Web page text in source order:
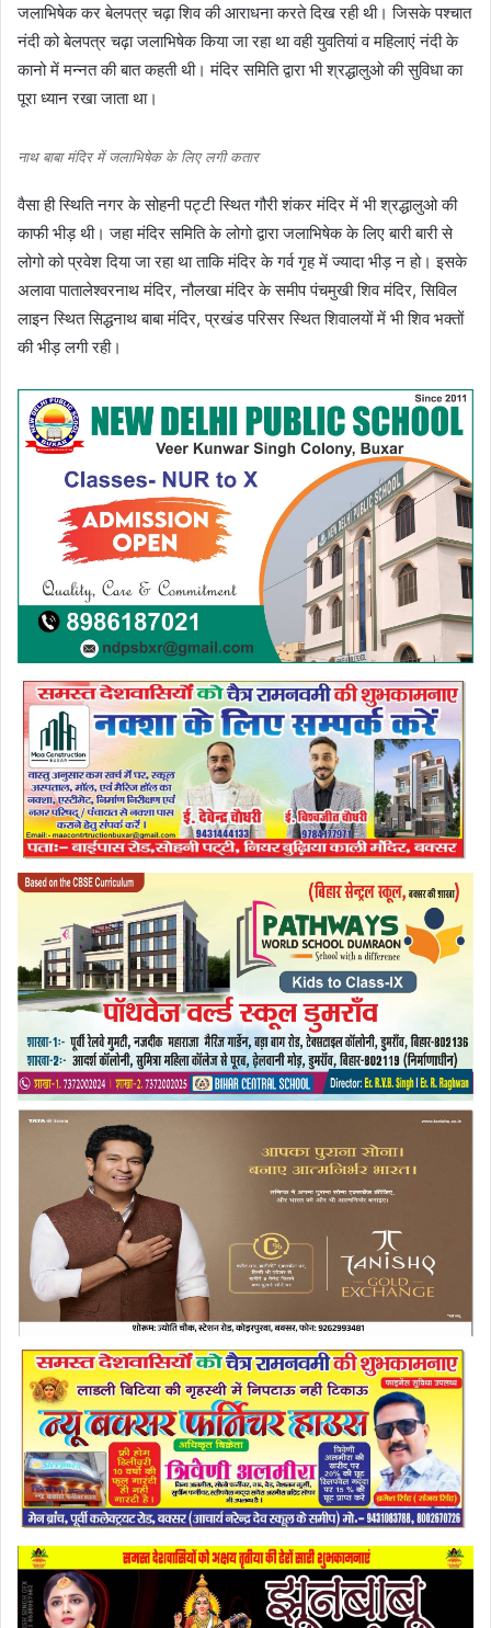
जलाभिषेक कर बेलपत्र चढ़ा शिव की आराधना करते दिख रही थी। जिसके पश्चात
नंदी को बेलपत्र चढ़ा जलाभिषेक किया जा रहा था वही युवतियां व महिलाएं नंदी के
कानो में मन्नत की बात कहती थी। मंदिर समिति द्वारा भी श्रद्धालुओ की सुविधा का
पूरा ध्यान रखा जाता था।
नाथ बाबा मंदिर में जलाभिषेक के लिए लगी कतार
वैसा ही स्थिति नगर के सोहनी पट्टी स्थित गौरी शंकर मंदिर में भी श्रद्धालुओ की
काफी भीड़ थी। जहा मंदिर समिति के लोगो द्वारा जलाभिषेक के लिए बारी बारी से
लोगो को प्रवेश दिया जा रहा था ताकि मंदिर के गर्व गृह में ज्यादा भीड़ न हो। इसके
अलावा पातालेश्वरनाथ मंदिर, नौलखा मंदिर के समीप पंचमुखी शिव मंदिर, सिविल
लाइन स्थित सिद्धनाथ बाबा मंदिर, प्रखंड परिसर स्थित शिवालयों में भी शिव भक्तों
की भीड़ लगी रही।